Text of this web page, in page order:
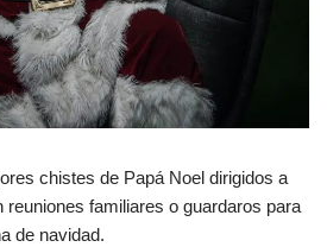
chistes de Papá Noel dirigidos a
reuniones familiares o guardaros para
de navidad.